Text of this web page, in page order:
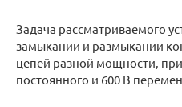
Задача рассматриваемого
замыкании и размыкании
цепей разной мощности,
постоянного и 600 В